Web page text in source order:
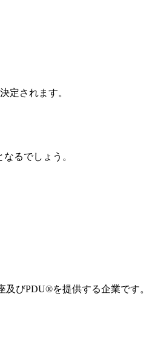
定されます。
るでしょう。
及びPDU®を提供する企業です。